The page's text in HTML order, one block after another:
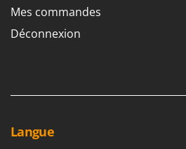
Mes commandes
Déconnexion
Langue